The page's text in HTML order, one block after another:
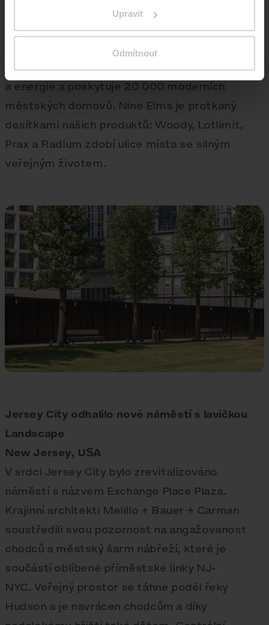
Upravit
Odmítnout
21. století se nazývá Nine Elms. Stojí za ní
společnost EcoWorld Ballymore, která
proměnila 500 akrů pro potřeby novodobého
života. Celá oblast se zaměřuje na úsporu vody
a energie a poskytuje 20 000 moderních
městských domovů. Nine Elms je protkaný
desítkami našich produktů: Woody, Lotlimit,
Prax a Radium zdobí ulice místa se silným
veřejným životem.
Jersey City odhalilo nové náměstí s lavičkou
Landscape
New Jersey, USA
V srdci Jersey City bylo zrevitalizováno
náměstí s názvem Exchange Place Plaza.
Krajinní architekti Melillo + Bauer + Carman
soustředili svou pozornost na angažovanost
chodců a městský šarm nábřeží, které je
součástí oblíbené příměstské linky NJ-
NYC. Veřejný prostor se táhne podél řeky
Hudson a je navrácen chodcům a díky